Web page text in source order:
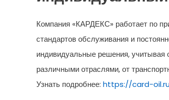
Компания «КАРДЕКС» работает по
стандартов обслуживания и
индивидуальные решения, учитывая
различными отраслями, от
Узнать подробнее: https://card-